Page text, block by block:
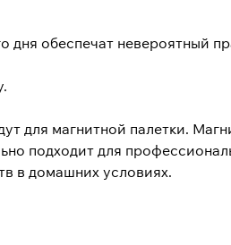
дня обеспечат невероятный
для магнитной палетки.
подходит для
в домашних условиях.